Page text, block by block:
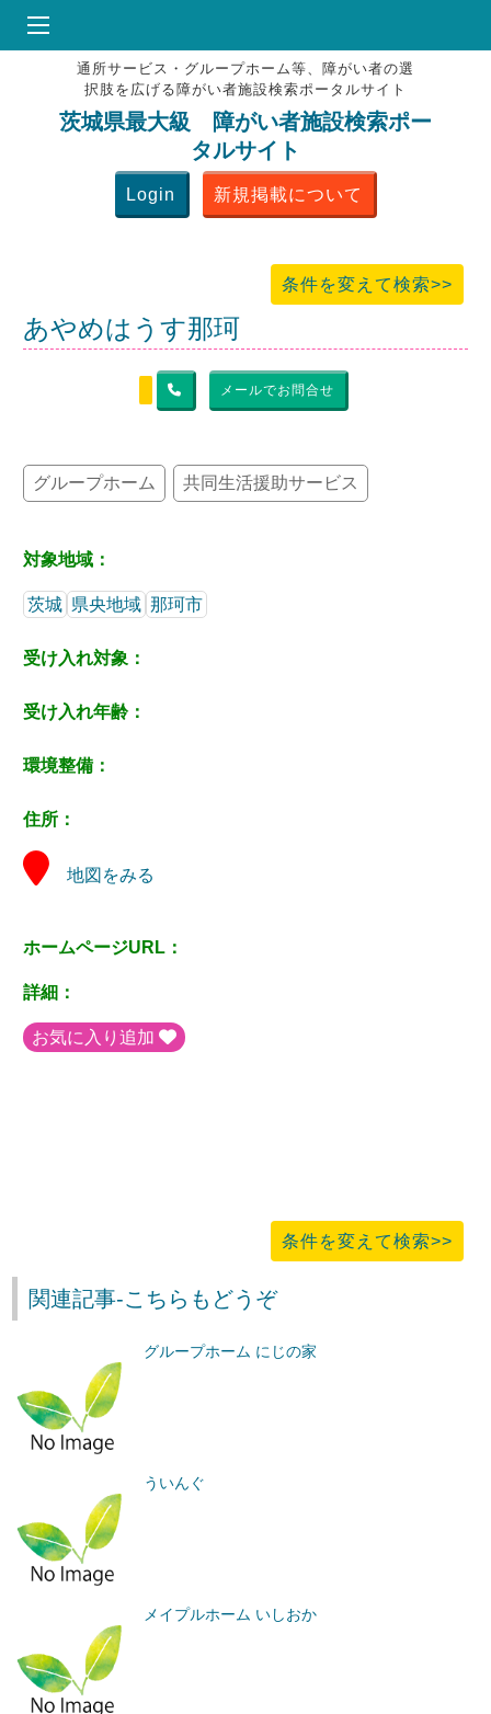
HOME
♥お気にりブックマーク
掲載会員MENU
よくある質問
通所サービス・グループホーム等、障がい者の選
択肢を広げる障がい者施設検索ポータルサイト
茨城県最大級 障がい者施設検索ポー
タルサイト
Login 新規掲載について
条件を変えて検索>>
あやめはうす那珂
メールでお問合せ
グループホーム 共同生活援助サービス
対象地域：
茨城 県央地域 那珂市
受け入れ対象：
受け入れ年齢：
環境整備：
住所：
地図をみる
ホームページURL：
詳細：
お気に入り追加
条件を変えて検索>>
関連記事-こちらもどうぞ
グループホーム にじの家
ういんぐ
メイプルホーム いしおか